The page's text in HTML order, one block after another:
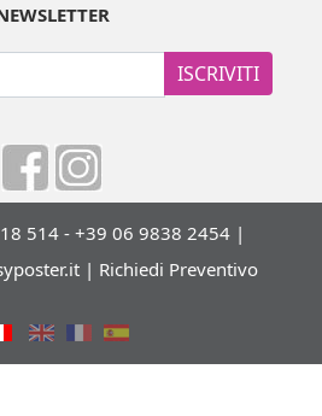
ISCRIVITI
514 - +39 06 9838 2454 |
| Richiedi Preventivo